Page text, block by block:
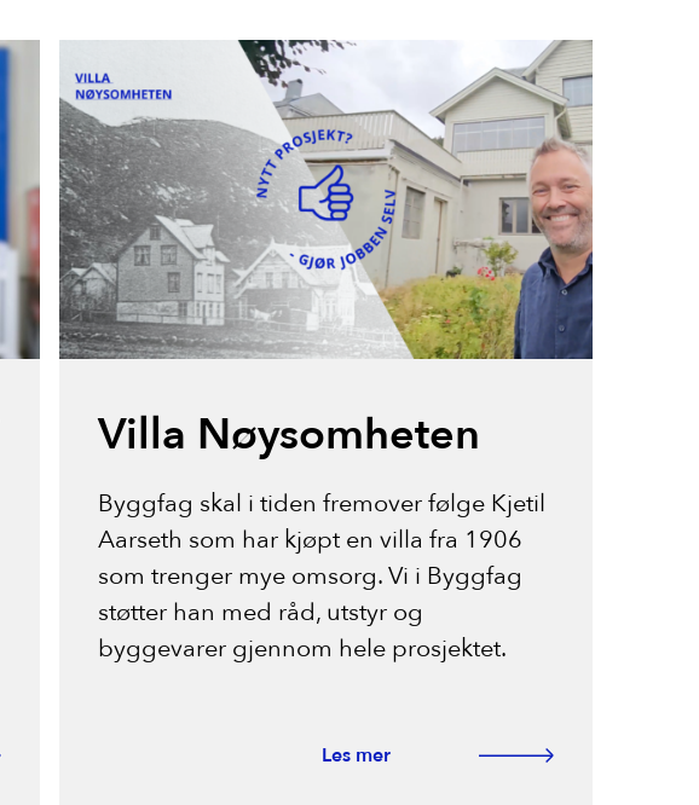
Villa Nøysomheten
Byggfag skal i tiden fremover følge Kjetil
Aarseth som har kjøpt en villa fra 1906
som trenger mye omsorg. Vi i Byggfag
støtter han med råd, utstyr og
byggevarer gjennom hele prosjektet.
Les mer